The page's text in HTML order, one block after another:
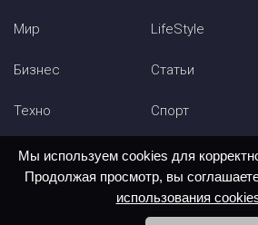
Мир
Бизнес
Техно
LifeStyle
Статьи
Спорт
Мы используем cookies для
Продолжая просмотр, вы
использования